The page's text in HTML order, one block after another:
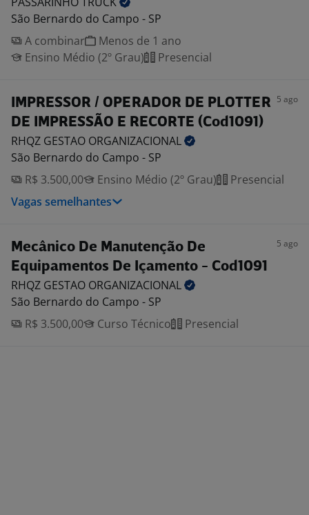
São Bernardo do Campo - SP
A combinar
Menos de 1 ano
Ensino Médio (2º Grau)
Presencial
IMPRESSOR / OPERADOR DE PLOTTER
DE IMPRESSÃO E RECORTE (Cod1091)
5 ago
RHQZ GESTAO ORGANIZACIONAL
São Bernardo do Campo - SP
R$ 3.500,00
Ensino Médio (2º Grau)
Presencial
Vagas semelhantes
Mecânico De Manutenção De
Equipamentos De Içamento - Cod1091
5 ago
RHQZ GESTAO ORGANIZACIONAL
São Bernardo do Campo - SP
R$ 3.500,00
Curso Técnico Presencial